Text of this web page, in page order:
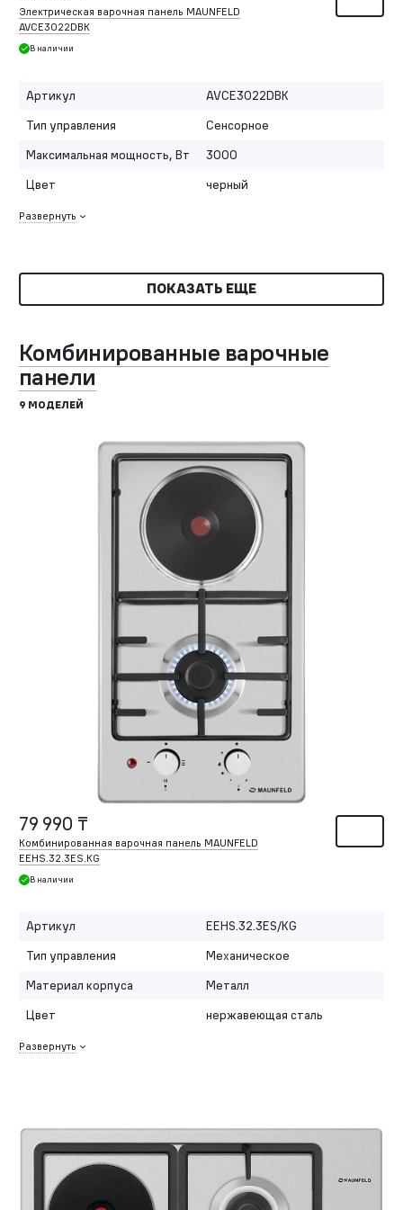
Электрическая варочная панель MAUNFELD
AVCE3022DBK
В наличии
Артикул
AVCE3022DBK
Тип управления
Сенсорное
Максимальная мощность, Вт
3000
Цвет
черный
Развернуть
ПОКАЗАТЬ ЕЩЕ
Комбинированные варочные
панели
9 МОДЕЛЕЙ
79 990 ₸
Комбинированная варочная панель MAUNFELD
EEHS.32.3ES.KG
В наличии
Артикул
EEHS.32.3ES/KG
Тип управления
Механическое
Материал корпуса
Металл
Цвет
нержавеющая сталь
Развернуть